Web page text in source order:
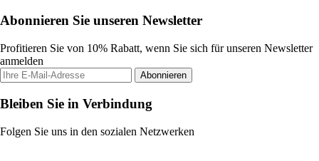
Abonnieren Sie unseren Newsletter
Profitieren Sie von 10% Rabatt, wenn Sie sich für unseren Newsletter
anmelden
Abonnieren
Bleiben Sie in Verbindung
Folgen Sie uns in den sozialen Netzwerken